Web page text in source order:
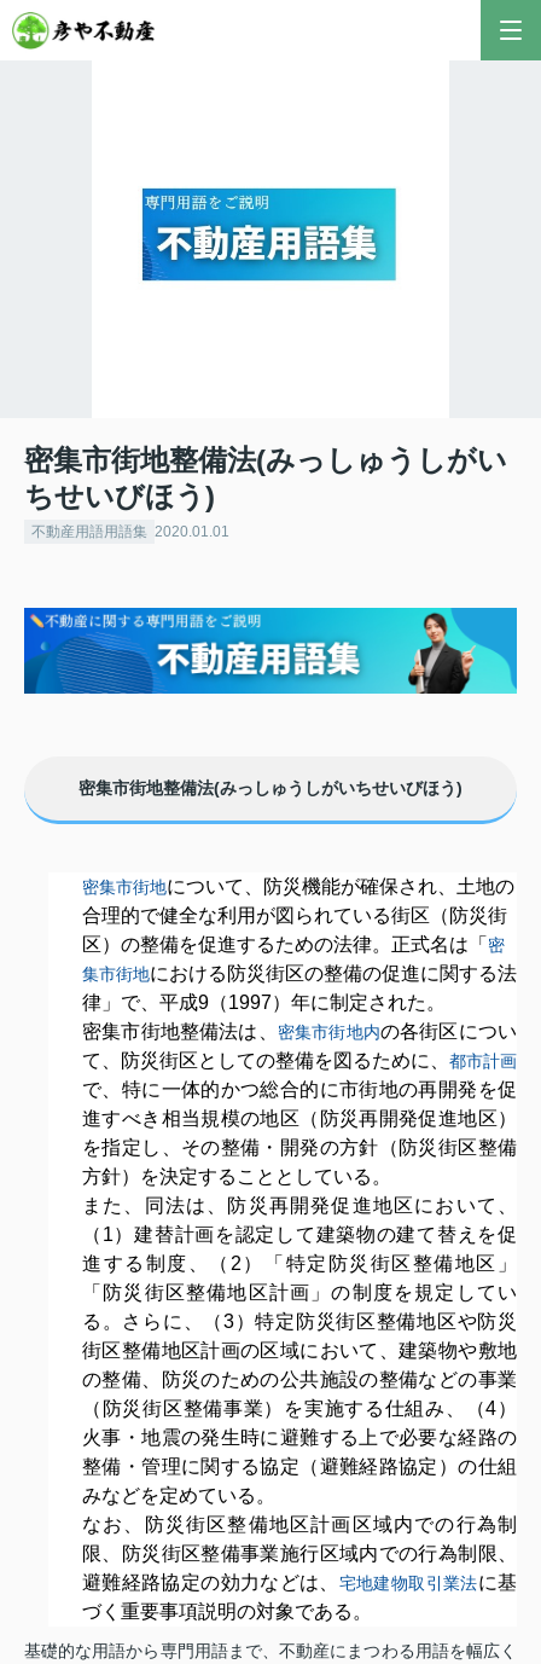
密集市街地整備法(みっしゅうしがい
ちせいびほう)
不動産用語用語集 2020.01.01
密集市街地整備法(みっしゅうしがいちせいびほう)
密集市街地について、防災機能が確保され、土地の
合理的で健全な利用が図られている街区（防災街
区）の整備を促進するための法律。正式名は「 密
集市街地における防災街区の整備の促進に関する法
律」で、平成9（1997）年に制定された。
密集市街地整備法は、
密集市街地内の各街区につい
て、防災街区としての整備を図るために、 都市計画
で、特に一体的かつ総合的に市街地の再開発を促
進すべき相当規模の地区（防災再開発促進地区）
を指定し、その整備・開発の方針（防災街区整備
方針）を決定することとしている。
また、同法は、防災再開発促進地区において、
（1）建替計画を認定して建築物の建て替えを促
進する制度、（2）「特定防災街区整備地区」
「防災街区整備地区計画」の制度を規定してい
る。さらに、（3）特定防災街区整備地区や防災
街区整備地区計画の区域において、建築物や敷地
の整備、防災のための公共施設の整備などの事業
（防災街区整備事業）を実施する仕組み、（4）
火事・地震の発生時に避難する上で必要な経路の
整備・管理に関する協定（避難経路協定）の仕組
みなどを定めている。
なお、防災街区整備地区計画区域内での行為制
限、防災街区整備事業施行区域内での行為制限、
避難経路協定の効力などは、 宅地建物取引業法に基
づく重要事項説明の対象である。
基礎的な用語から専門用語まで、不動産にまつわる用語を幅広く
おすすめ不動産AIコンテンツとして、膨大なデータ
から最適なご提案を導き出します✨
不動産の売却や購入など、何でもお気軽にご相談く